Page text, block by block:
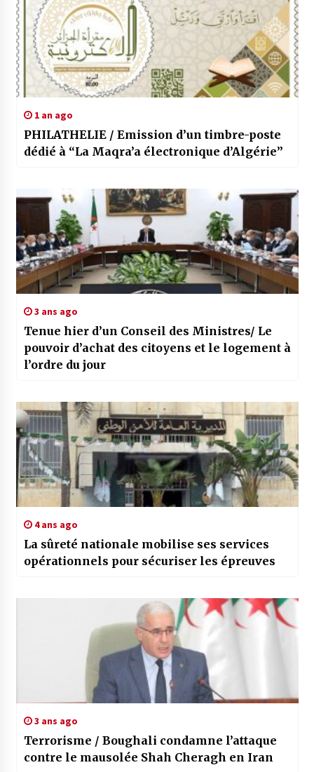
1 an ago
PHILATHELIE / Emission d’un timbre-poste
dédié à “La Maqra’a électronique d’Algérie”
3 ans ago
Tenue hier d’un Conseil des Ministres/ Le
pouvoir d’achat des citoyens et le logement à
l’ordre du jour
4 ans ago
La sûreté nationale mobilise ses services
3 ans ago
Terrorisme / Boughali condamne l’attaque
contre le mausolée Shah Cheragh en Iran